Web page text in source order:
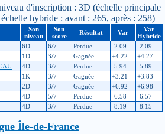
d'inscription : 3D (échelle principale
hybride : avant : 265, après : 258)
Son
niveau
Son
score
Résultat Var
Var
Hybride
6D 6/7 Perdue -2.09
-2.09
1D 3/7 Gagnée +4.22
+4.27
4D 3/7 Perdue -5.94
-5.89
1K 3/7 Gagnée +3.21
+3.83
2D 3/7 Gagnée +6.92
+6.98
4D 5/7 Perdue -6.58
-6.57
4D 3/7 Perdue -8.19 -8.15
Île-de-France